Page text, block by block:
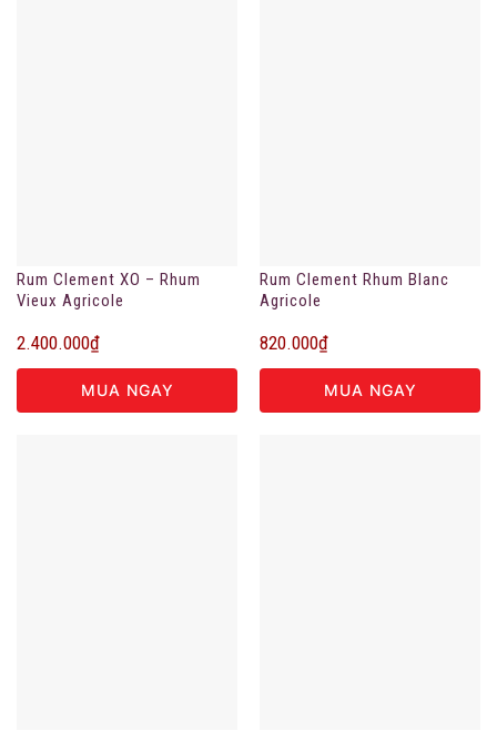
Rum Clement XO – Rhum
Vieux Agricole
2.400.000₫
MUA NGAY
Rum Clement Rhum Blanc
Agricole
820.000₫
MUA NGAY